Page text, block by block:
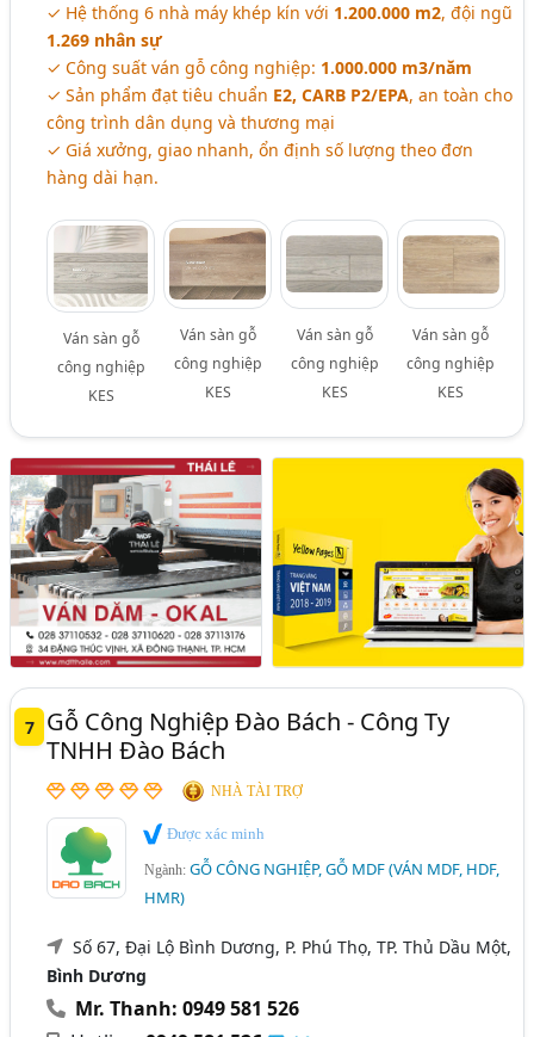
✓ Hệ thống 6 nhà máy khép kín với 1.200.000 m2, đội ngũ
1.269 nhân sự
✓ Công suất ván gỗ công nghiệp: 1.000.000 m3/năm
✓ Sản phẩm đạt tiêu chuẩn E2, CARB P2/EPA, an toàn cho
công trình dân dụng và thương mại
✓ Giá xưởng, giao nhanh, ổn định số lượng theo đơn
hàng dài hạn.
Ván sàn gỗ
công nghiệp
KES
Ván sàn gỗ
công nghiệp
KES
Ván sàn gỗ
công nghiệp
KES
Ván sàn gỗ
công nghiệp
KES
7
Gỗ Công Nghiệp Đào Bách - Công Ty
TNHH Đào Bách
NHÀ TÀI TRỢ
Được xác minh
Ngành:GỖ CÔNG NGHIỆP, GỖ MDF (VÁN MDF, HDF,
HMR)
Số 67, Đại Lộ Bình Dương, P. Phú Thọ, TP. Thủ Dầu Một,
Bình Dương
Mr. Thanh: 0949 581 526